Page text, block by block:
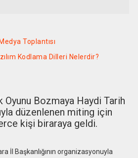
Toplantısı
Kodlama Dilleri Nelerdir?
Oyunu Bozmaya Haydi Tarih
düzenlenen miting için
kişi biraraya geldi.
İl Başkanlığının organizasyonuyla